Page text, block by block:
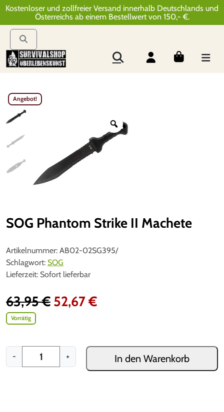
Kostenloser und zollfreier Versand innerhalb Deutschlands und
Österreichs ab einem Bestellwert von 150,- €.
Angebot!
SOG Phantom Strike II Machete
Artikelnummer: AB02-02SG395/
Schlagwort: SOG
Lieferzeit: Sofort lieferbar
63,95€ U
52,67€A
Vorrätig
-
O
+ In den Warenkorb